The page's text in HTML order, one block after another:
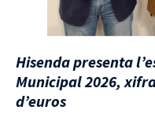
Hisenda presenta
Municipal 2026,
d’euros